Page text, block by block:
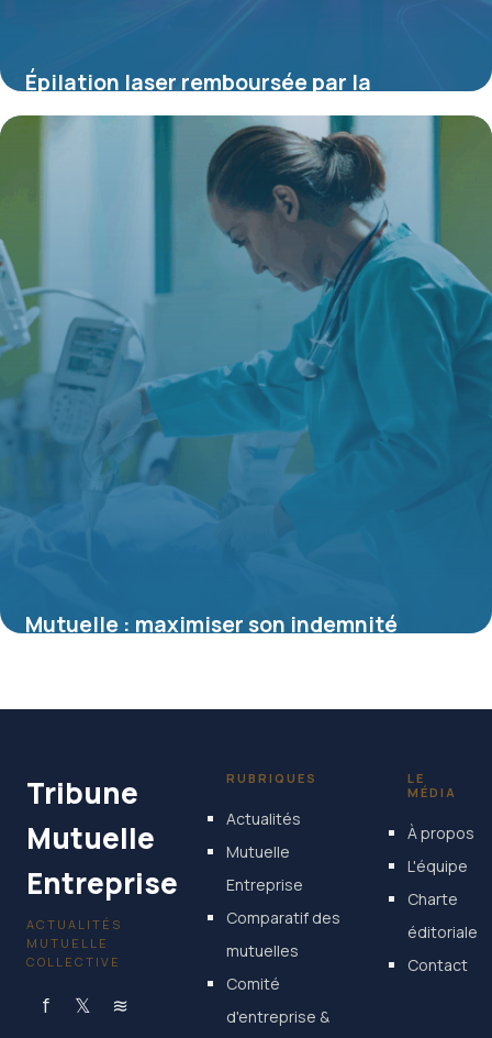
Épilation laser remboursée par la
mutuelle : comprendre les possibilités et
Mutuelle : maximiser son indemnité
Tribune
Mutuelle
Entreprise
ACTUALITÉS
MUTUELLE
COLLECTIVE
f 𝕏 ≋
RUBRIQUES
Actualités
Mutuelle
Entreprise
Comparatif des
mutuelles
Comité
d'entreprise &
LE
MÉDIA
À propos
L'équipe
Charte
éditoriale
Contact